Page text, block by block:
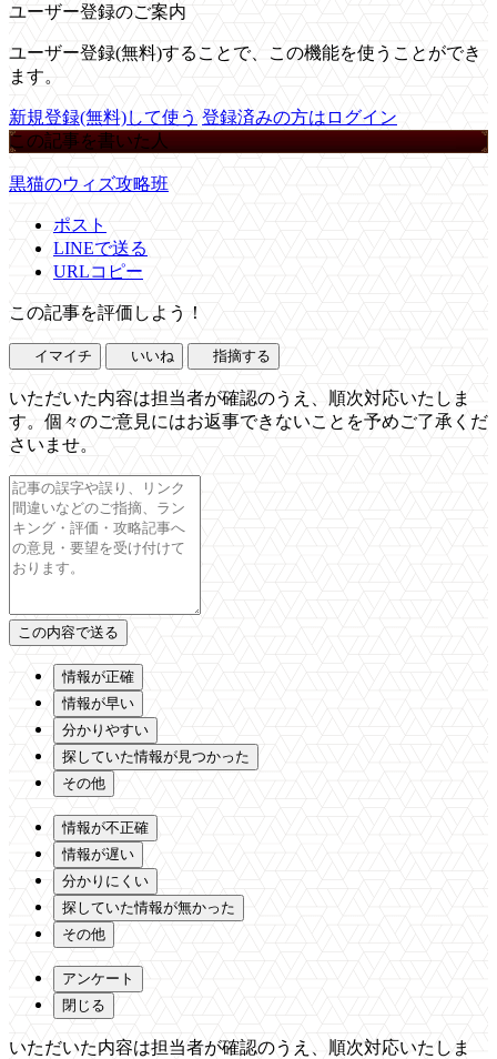
ユーザー登録のご案内
ユーザー登録(無料)することで、この機能を使うことができ
ます。
新規登録(無料)して使う 登録済みの方はログイン
この記事を書いた人
黒猫のウィズ攻略班
ポスト
LINEで送る
URLコピー
この記事を評価しよう！
イマイチ いいね 指摘する
いただいた内容は担当者が確認のうえ、順次対応いたしま
す。個々のご意見にはお返事できないことを予めご了承くだ
さいませ。
情報が正確
情報が早い
分かりやすい
探していた情報が見つかった
その他
情報が不正確
情報が遅い
分かりにくい
探していた情報が無かった
その他
アンケート
閉じる
いただいた内容は担当者が確認のうえ、順次対応いたしま